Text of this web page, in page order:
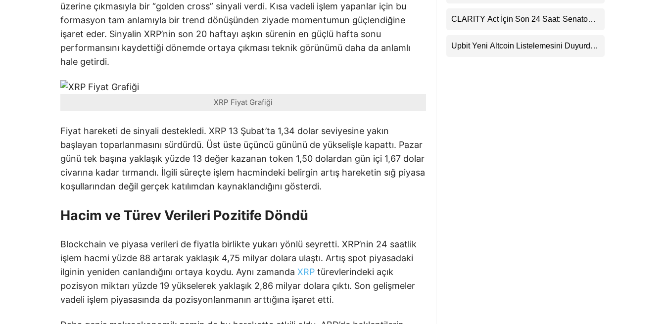
üzerine çıkmasıyla bir “golden cross” sinyali verdi. Kısa vadeli işlem yapanlar için bu
formasyon tam anlamıyla bir trend dönüşünden ziyade momentumun güçlendiğine
işaret eder. Sinyalin XRP’nin son 20 haftayı aşkın sürenin en güçlü hafta sonu
performansını kaydettiği dönemde ortaya çıkması teknik görünümü daha da anlamlı
hale getirdi.
XRP Fiyat Grafiği
Fiyat hareketi de sinyali destekledi. XRP 13 Şubat’ta 1,34 dolar seviyesine yakın
başlayan toparlanmasını sürdürdü. Üst üste üçüncü gününü de yükselişle kapattı. Pazar
günü tek başına yaklaşık yüzde 13 değer kazanan token 1,50 dolardan gün içi 1,67 dolar
civarına kadar tırmandı. İlgili süreçte işlem hacmindeki belirgin artış hareketin sığ piyasa
koşullarından değil gerçek katılımdan kaynaklandığını gösterdi.
Hacim ve Türev Verileri Pozitife Döndü
Blockchain ve piyasa verileri de fiyatla birlikte yukarı yönlü seyretti. XRP’nin 24 saatlik
işlem hacmi yüzde 88 artarak yaklaşık 4,75 milyar dolara ulaştı. Artış spot piyasadaki
ilginin yeniden canlandığını ortaya koydu. Aynı zamanda XRP türevlerindeki açık
pozisyon miktarı yüzde 19 yükselerek yaklaşık 2,86 milyar dolara çıktı. Son gelişmeler
vadeli işlem piyasasında da pozisyonlanmanın arttığına işaret etti.
CLARITY Act İçin Son 24 Saat: Senato
Beklentisini Bozabilir
Upbit Yeni Altcoin Listelemesini Duyurdu: